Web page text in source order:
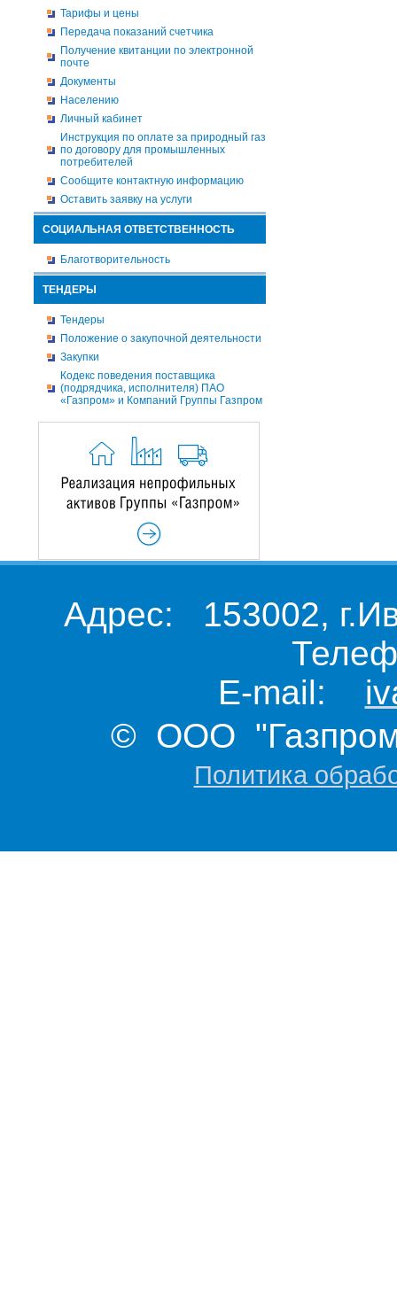
Тарифы и цены
Передача показаний счетчика
Получение квитанции по электронной
почте
Документы
Населению
Личный кабинет
Инструкция по оплате за природный газ
по договору для промышленных
потребителей
Сообщите контактную информацию
Оставить заявку на услуги
СОЦИАЛЬНАЯ ОТВЕТСТВЕННОСТЬ
Благотворительность
ТЕНДЕРЫ
Тендеры
Положение о закупочной деятельности
Закупки
Кодекс поведения поставщика
(подрядчика, исполнителя) ПАО
«Газпром» и Компаний Группы Газпром
Адрес: 153002,
E-mail:
© ООО "Газпром
Политика